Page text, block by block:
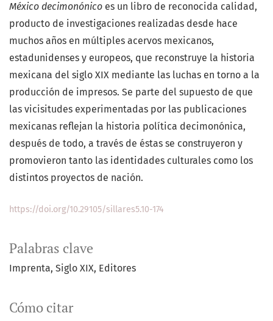
Palabras clave
Imprenta Siglo XIX Editores
Cómo citar
México decimonónico es un libro de reconocida calidad,
producto de investigaciones realizadas desde hace
muchos años en múltiples acervos mexicanos,
estadunidenses y europeos, que reconstruye la historia
mexicana del siglo XIX mediante las luchas en torno a la
producción de impresos. Se parte del supuesto de que
las vicisitudes experimentadas por las publicaciones
mexicanas reflejan la historia política decimonónica,
después de todo, a través de éstas se construyeron y
promovieron tanto las identidades culturales como los
distintos proyectos de nación.
https://doi.org/10.29105/sillares5.10-174